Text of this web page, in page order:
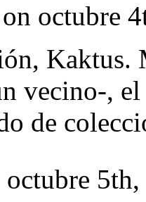
on octubre
Kaktus.
vecino-,
de
octubre